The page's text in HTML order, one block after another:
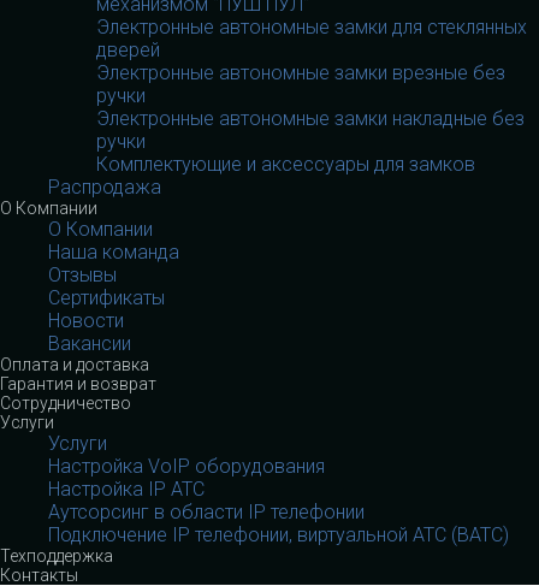
Электронные автономные замки для стеклянных
дверей
Электронные автономные замки врезные без
ручки
Электронные автономные замки накладные без
ручки
Комплектующие и аксессуары для замков
Распродажа
О Компании
О Компании
Наша команда
Отзывы
Сертификаты
Новости
Вакансии
Оплата и доставка
Гарантия и возврат
Сотрудничество
Услуги
Услуги
Настройка VoIP оборудования
Настройка IP АТС
Аутсорсинг в области IP телефонии
Подключение IP телефонии, виртуальной АТС (ВАТС)
Техподдержка
Контакты